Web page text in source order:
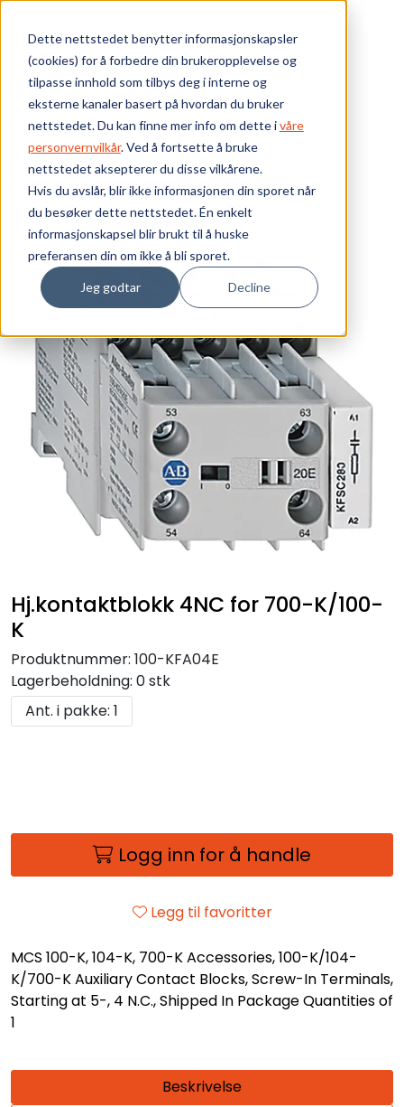
Dette nettstedet benytter informasjonskapsler
(cookies) for å forbedre din brukeropplevelse og
tilpasse innhold som tilbys deg i interne og
eksterne kanaler basert på hvordan du bruker
nettstedet. Du kan finne mer info om dette ivåre
personvernvilkår. Ved å fortsette å bruke
nettstedet aksepterer du disse vilkårene.
Hvis du avslår, blir ikke informasjonen din sporet når
du besøker dette nettstedet. Én enkelt
informasjonskapsel blir brukt til å huske
preferansen din om ikke å bli sporet.
Jeg godtar Decline
Skip to main content
Webshop Elektrokomponenter
Kontaktorer
Tilbehør - 100K
Hj.kontaktblokk 4NC for 700-K/100-K
Hj.kontaktblokk 4NC for 700-K/100-
K
Produktnummer: 100-KFA04E
Lagerbeholdning: 0 stk
Ant. i pakke: 1
Logg inn for å handle
Legg til favoritter
MCS 100-K, 104-K, 700-K Accessories, 100-K/104-
K/700-K Auxiliary Contact Blocks, Screw-In Terminals,
Starting at 5-, 4 N.C., Shipped In Package Quantities of
1
Beskrivelse
Bærekraft
Vi tilbyr
Ressurser
Om oss